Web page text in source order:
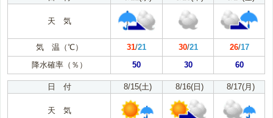
天 気
気 温（℃） 31/21 30/21 26/17
降水確率（％）
50 30 60
日 付 8/15(土) 8/16(日) 8/17(月)
天 気